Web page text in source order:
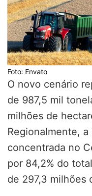
Foto: Envato
O novo cenário
de 987,5 mil
milhões de
Regionalmente,
concentrada no
por 84,2% do
de 297,3 milhões